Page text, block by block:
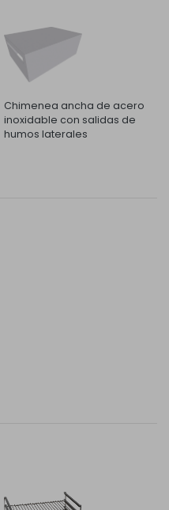
Chimenea ancha de acero
inoxidable con salidas de
humos laterales